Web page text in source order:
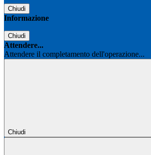
Chiudi
Informazione
Chiudi
Attendere...
Attendere il completamento dell'operazione...
Chiudi